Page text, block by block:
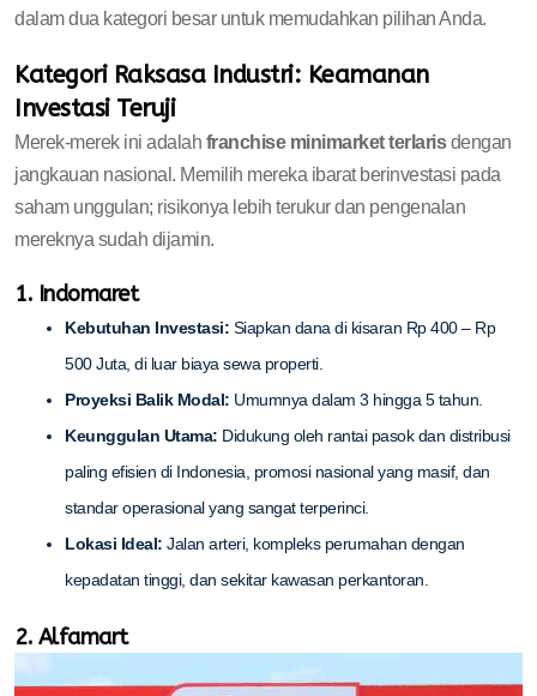
dalam dua kategori besar untuk memudahkan pilihan Anda.
Kategori Raksasa Industri: Keamanan
Investasi Teruji
Merek-merek ini adalah franchise minimarket terlarisdengan
jangkauan nasional. Memilih mereka ibarat berinvestasi pada
saham unggulan; risikonya lebih terukur dan pengenalan
mereknya sudah dijamin.
1. Indomaret
Kebutuhan Investasi: Siapkan dana di kisaran Rp 400 – Rp
500 Juta, di luar biaya sewa properti.
Proyeksi Balik Modal: Umumnya dalam 3 hingga 5 tahun.
Keunggulan Utama: Didukung oleh rantai pasok dan distribusi
paling efisien di Indonesia, promosi nasional yang masif, dan
standar operasional yang sangat terperinci.
Lokasi Ideal: Jalan arteri, kompleks perumahan dengan
kepadatan tinggi, dan sekitar kawasan perkantoran.
2. Alfamart